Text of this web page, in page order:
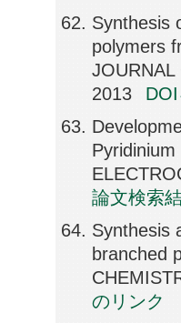
Synthesis
polymers
2013
論文検索
Synthesis
branched
のリンク